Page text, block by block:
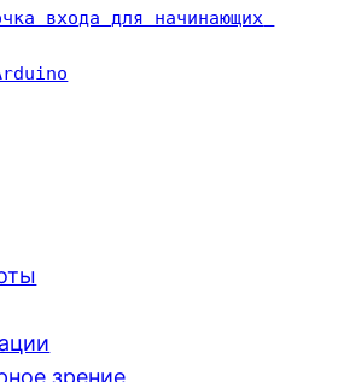
входа для начинающих
зрение